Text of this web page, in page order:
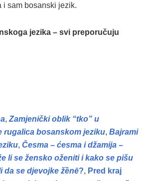
i sam bosanski jezik.
jezika – svi preporučuju
, Zamjenički oblik “tko” u
rugalica bosanskom jeziku, Bajrami
, Česma – ćesma i džamija –
li se žensko oženiti i kako se pišu
da se djevojke žȅnē?, Pred kraj